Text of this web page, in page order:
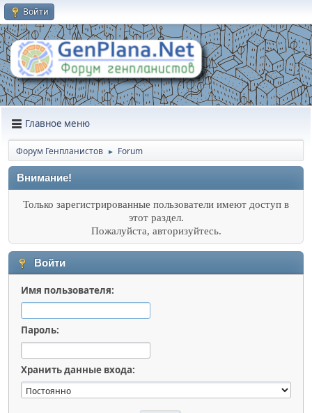
Войти
Главное меню
Форум Генпланистов ► Forum
Внимание!
Только зарегистрированные пользователи имеют доступ в
этот раздел.
Пожалуйста, авторизуйтесь.
Войти
Имя пользователя:
Пароль:
Хранить данные входа: